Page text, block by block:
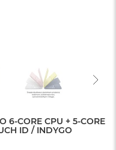
6-CORE CPU + 5-CORE
ID / INDYGO